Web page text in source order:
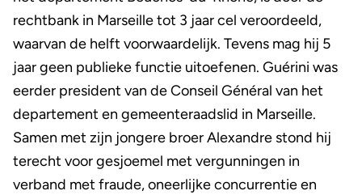
rechtbank in Marseille tot 3 jaar cel veroordeeld,
waarvan de helft voorwaardelijk. Tevens mag hij 5
jaar geen publieke functie uitoefenen. Guérini was
eerder president van de Conseil Général van het
departement en gemeenteraadslid in Marseille.
Samen met zijn jongere broer Alexandre stond hij
terecht voor gesjoemel met vergunningen in
verband met fraude, oneerlijke concurrentie en